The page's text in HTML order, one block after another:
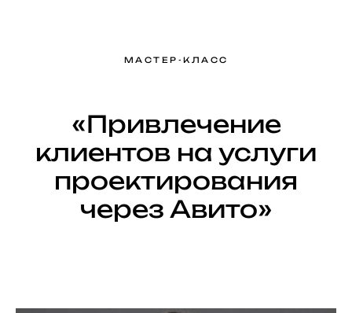
МАСТЕР-КЛАСС
«Привлечение
клиентов на услуги
проектирования
через Авито»